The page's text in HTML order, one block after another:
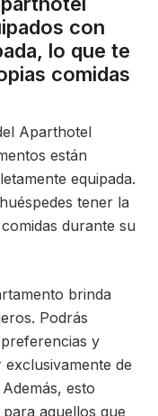
con
lo que te
comidas
Aparthotel
están
equipada.
tener la
durante su
brinda
Podrás
y
de
esto
aquellos que